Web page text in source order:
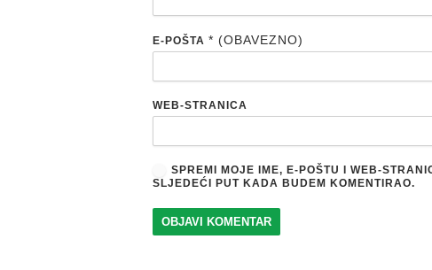
E-POŠTA * (OBAVEZNO)
WEB-STRANICA
SPREMI MOJE IME, E-POŠTU I WEB-
SLJEDEĆI PUT KADA BUDEM KOMENTIRAO.